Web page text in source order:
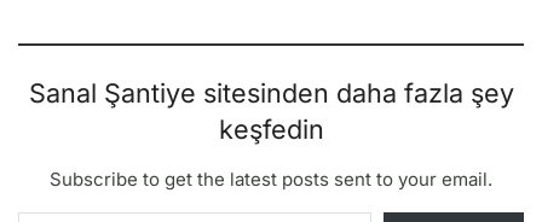
Sanal Şantiye sitesinden daha fazla şey
keşfedin
Subscribe to get the latest posts sent to your email.
E-postanızı yazın…